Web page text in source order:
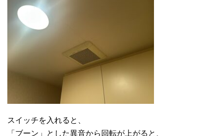
スイッチを入れると、
「ブーン」とした異音から回転が上がると、